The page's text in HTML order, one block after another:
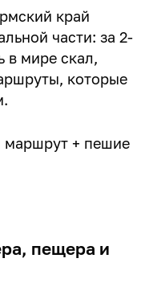
край
части: за 2-
в мире скал,
которые
маршрут + пешие
пещера и